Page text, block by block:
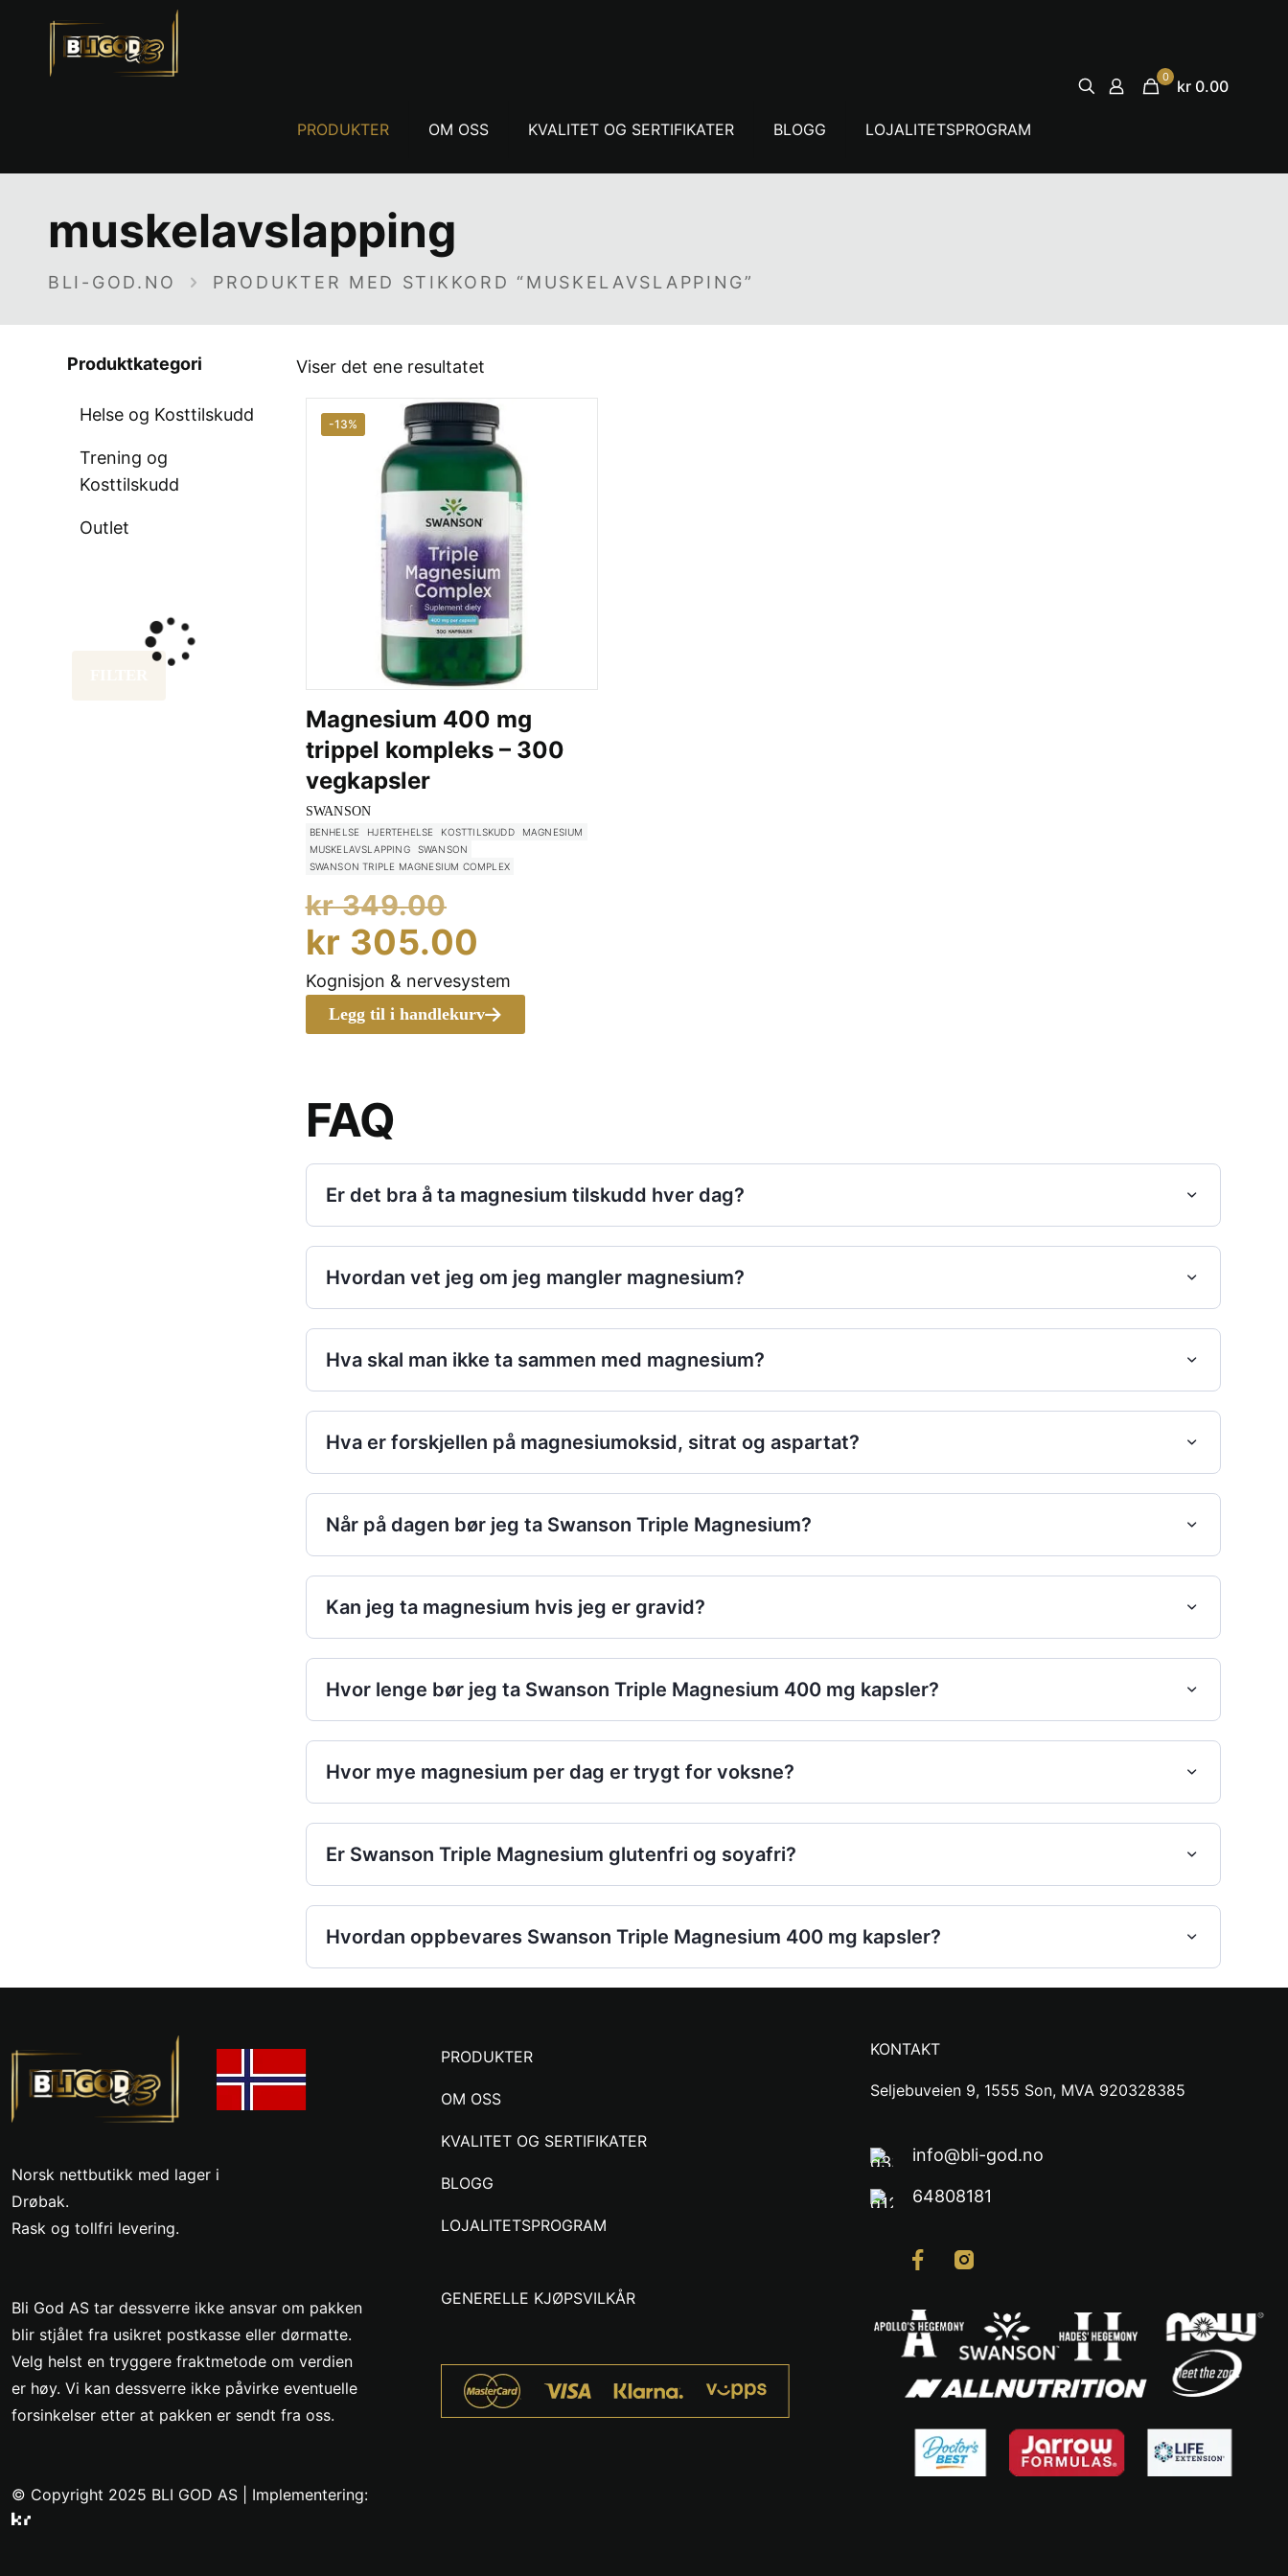
PRODUKTER OM OSS KVALITET OG SERTIFIKATER BLOGG LOJALITETSPROGRAM
0 kr 0.00
muskelavslapping
BLI-GOD.NO PRODUKTER MED STIKKORD “MUSKELAVSLAPPING”
Viser det ene resultatet
-13%
Magnesium 400 mg
trippel kompleks – 300
vegkapsler
SWANSON
BENHELSE HJERTEHELSE KOSTTILSKUDD
MAGNESIUM
MUSKELAVSLAPPING
SWANSON
SWANSON TRIPLE MAGNESIUM COMPLEX
kr349.00
pris
var:
kr 349.00.
kr 305.00
pris
er:
Legg til i handlekurv
Kognisjon & nervesystem
FAQ
Er det bra å ta magnesium tilskudd hver dag?
Hvordan vet jeg om jeg mangler magnesium?
Hva skal man ikke ta sammen med magnesium?
Hva er forskjellen på magnesiumoksid, sitrat og aspartat?
Når på dagen bør jeg ta Swanson Triple Magnesium?
Kan jeg ta magnesium hvis jeg er gravid?
Hvor lenge bør jeg ta Swanson Triple Magnesium 400 mg kapsler?
Hvor mye magnesium per dag er trygt for voksne?
Er Swanson Triple Magnesium glutenfri og soyafri?
Hvordan oppbevares Swanson Triple Magnesium 400 mg kapsler?
Produktkategori
Helse og Kosttilskudd
Trening og
Kosttilskudd
Outlet
Norsk nettbutikk med lager i
Drøbak.
Rask og tollfri levering.
Bli God AS tar dessverre ikke ansvar om pakken
blir stjålet fra usikret postkasse eller dørmatte.
Velg helst en tryggere fraktmetode om verdien
er høy. Vi kan dessverre ikke påvirke eventuelle
forsinkelser etter at pakken er sendt fra oss.
© Copyright 2025 BLI GOD AS | Implementering:
PRODUKTER
OM OSS
KVALITET OG SERTIFIKATER
BLOGG
LOJALITETSPROGRAM
GENERELLE KJØPSVILKÅR
KONTAKT
Seljebuveien 9, 1555 Son, MVA 920328385
info@bli-god.no
64808181